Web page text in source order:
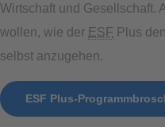
Wirtschaft und Gesellschaft.
wollen, wie der ESF Plus
selbst anzugehen.
ESF Plus-